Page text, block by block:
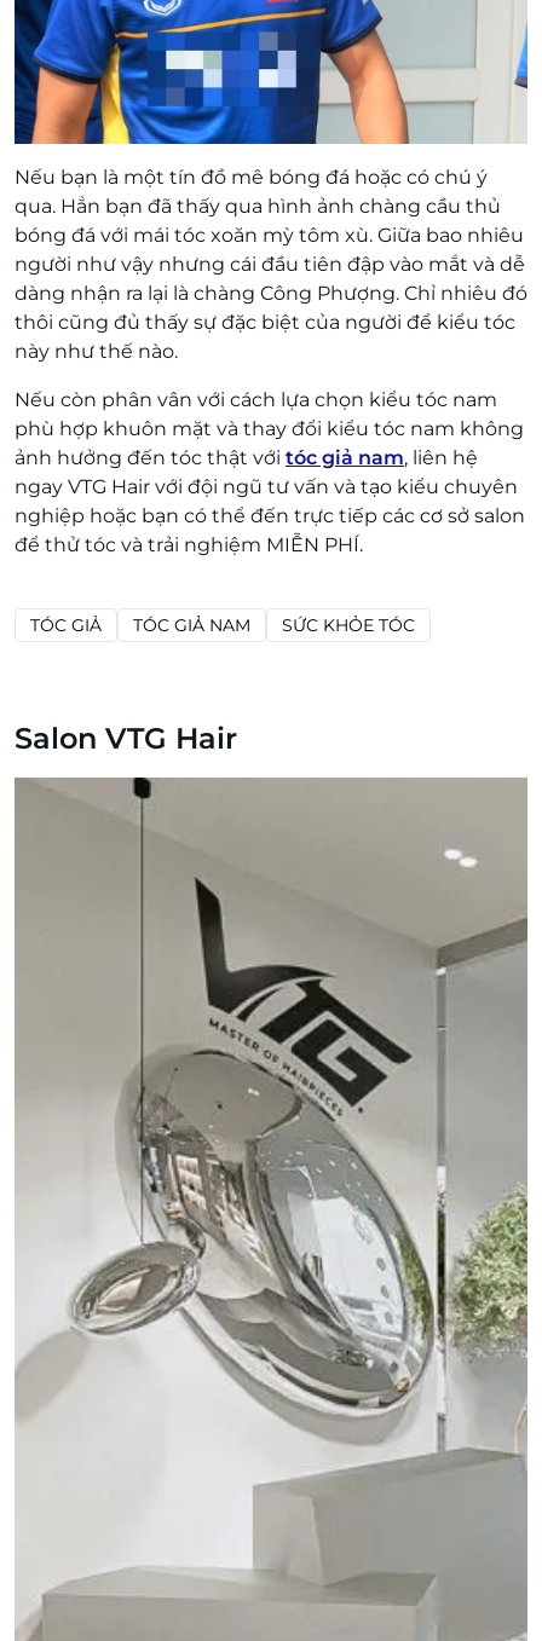
Nếu bạn là một tín đồ mê bóng đá hoặc có chú ý
qua. Hẳn bạn đã thấy qua hình ảnh chàng cầu thủ
bóng đá với mái tóc xoăn mỳ tôm xù. Giữa bao nhiêu
người như vậy nhưng cái đầu tiên đập vào mắt và dễ
dàng nhận ra lại là chàng Công Phượng. Chỉ nhiêu đó
thôi cũng đủ thấy sự đặc biệt của người để kiểu tóc
này như thế nào.
Nếu còn phân vân với cách lựa chọn kiểu tóc nam
phù hợp khuôn mặt và thay đổi kiểu tóc nam không
ảnh hưởng đến tóc thật với tóc giả nam, liên hệ
ngay VTG Hair với đội ngũ tư vấn và tạo kiểu chuyên
nghiệp hoặc bạn có thể đến trực tiếp các cơ sở salon
để thử tóc và trải nghiệm MIỄN PHÍ.
TÓC GIẢ TÓC GIẢ NAM SỨC KHỎE TÓC
Salon VTG Hair